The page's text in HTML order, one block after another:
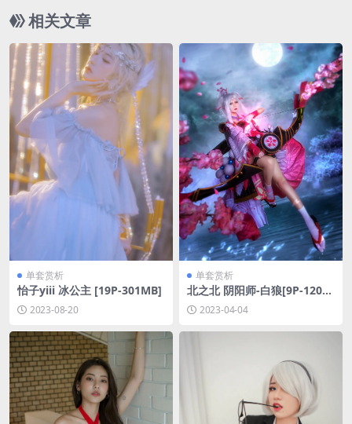
相关文章
单套赏析
怡子yiii 冰公主 [19P-301MB]
2023-08-20
单套赏析
北之北 阴阳师-白狼[9P-120M
B] 2023-04-04